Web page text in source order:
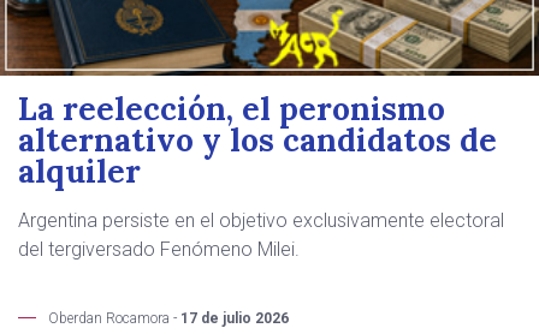
La reelección, el peronismo
alternativo y los candidatos de
alquiler
Argentina persiste en el objetivo exclusivamente electoral
del tergiversado Fenómeno Milei.
Oberdan Rocamora - 17 de julio 2026